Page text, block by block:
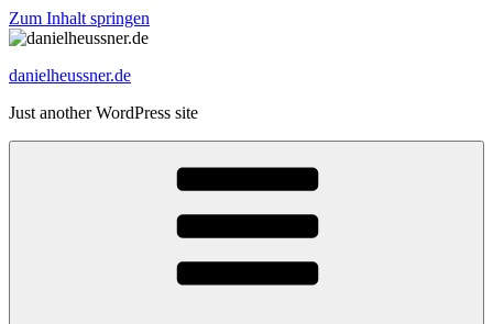
Zum Inhalt springen
danielheussner.de
Just another WordPress site